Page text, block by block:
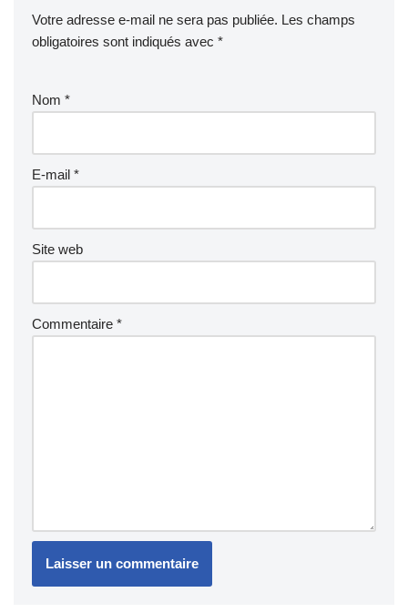
Votre adresse e-mail ne sera pas publiée. Les champs
obligatoires sont indiqués avec *
Nom *
E-mail *
Site web
Commentaire *